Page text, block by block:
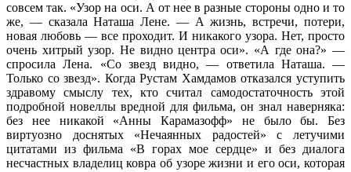
совсем так. «Узор на оси. А от нее в разные стороны одно и то
же, — сказала Наташа Лене. — А жизнь, встречи, потери,
новая любовь — все проходит. И никакого узора. Нет, просто
очень хитрый узор. Не видно центра оси». «А где она?» —
спросила Лена. «Со звезд видно, — ответила Наташа. —
Только со звезд». Когда Рустам Хамдамов отказался уступить
здравому смыслу тех, кто считал самодостаточность этой
подробной новеллы вредной для фильма, он знал наверняка:
без нее никакой «Анны Карамазофф» не было бы. Без
виртуозно доснятых «Нечаянных радостей» с летучими
цитатами из фильма «В горах мое сердце» и без диалога
несчастных владелиц ковра об узоре жизни и его оси, которая